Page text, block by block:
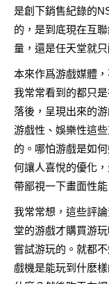
是創下銷售紀錄的
的，是到底現在互
量，還是任天堂就只
本來作爲游戲媒體
我常常看到的都只
落後，呈現出來的
游戲性、娛樂性這
的。哪怕游戲是如
何讓人喜悅的優化
帶鄙視一下畫面性能
我常常想，這些評
堂的游戲才購買游
嘗試游玩的。就都
戲機是能玩到什麽